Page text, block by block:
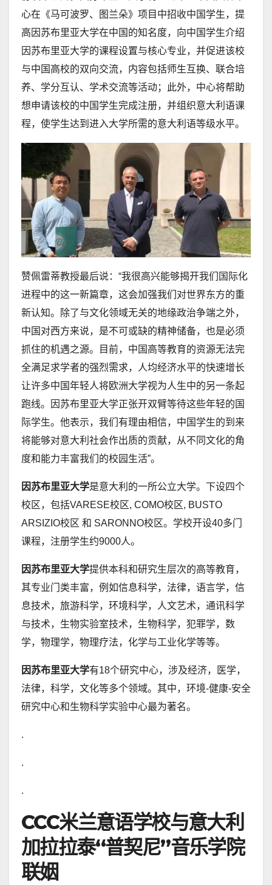
心在《马可波罗、图兰朵》项目中招收中国学生，提
高因苏布里亚大学在中国的知名度，向中国学生介绍
因苏布里亚大学的课程设置与核心专业，并促进该校
与中国高校的双向交流，内容包括师生互换、联合培
养、学分互认、学术交流等活动；此外，中心将帮助
想申请该校的中国学生完成注册，并组织意大利语课
程，使学生达到进入大学所需的意大利语等级水平。
赞佩雷蒂教授最后说：“我很高兴能够揭开我们国际化
进程中的这一新篇章，这会加强我们对世界东方的重
新认知。除了与文化领域无关的地缘政治争端之外，
中国对西方来说，是不可或缺的精神储备，也是必须
抓住的机遇之源。目前，中国高等教育的资源无法完
全满足求学者的强烈需求，人均经济水平的快速增长
让许多中国年轻人将欧洲大学视为人生中的另一条起
跑线。因苏布里亚大学正张开双臂等待这些年轻的国
际学生。他表示，我们有理由相信，中国学生的到来
将能够对意大利社会作出质的贡献，从不同文化的角
度和能力丰富我们的校园生活”。
因苏布里亚大学是意大利的一所公立大学。下设四个
校区，包括VARESE校区, COMO校区, BUSTO
ARSIZIO校区 和 SARONNO校区。学校开设40多门
课程，注册学生约9000人。
因苏布里亚大学提供本科和研究生层次的高等教育，
其专业门类丰富，例如信息科学，法律，语言学，信
息技术，旅游科学，环境科学，人文艺术，通讯科学
与技术，生物实验室技术，生物科学，犯罪学，数
学，物理学，物理疗法，化学与工业化学等等。
因苏布里亚大学有18个研究中心，涉及经济，医学，
法律，科学，文化等多个领域。其中，环境-健康-安全
研究中心和生物科学实验中心最为著名。
.
.
.
CCC米兰意语学校与意大利
加拉拉泰“普契尼”音乐学院
联姻